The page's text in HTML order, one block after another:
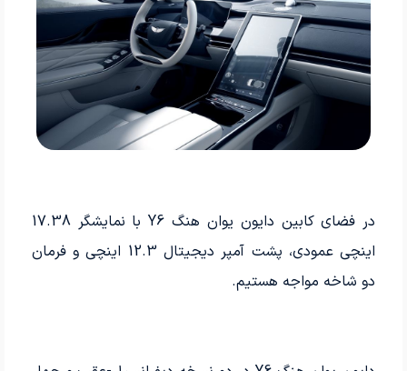
در فضای کابین دایون یوان هنگ Y6 با نمایشگر 17.38
اینچی عمودی، پشت آمپر دیجیتال 12.3 اینچی و فرمان
دو شاخه مواجه هستیم.